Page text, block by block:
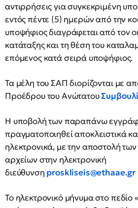
αντιρρήσεις για συγκεκριμένη
εντός πέντε (5) ημερών από την
υποψήφιος διαγράφεται από τον
κατάταξης και τη θέση του
επόμενος κατά σειρά υποψήφιος.
Τα μέλη του ΣΑΠ διορίζονται με
Προέδρου του Ανώτατου
Η υποβολή των παραπάνω
πραγματοποιηθεί αποκλειστικά
ηλεκτρονικά, με την αποστολή
αρχείων στην ηλεκτρονική
διεύθυνση proskliseis@ethaae.gr
To ηλεκτρονικό μήνυμα στο